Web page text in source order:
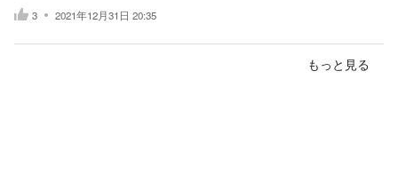
3 2021年12月31日 20:35
もっと見る